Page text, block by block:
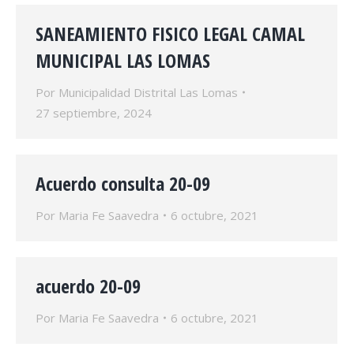
SANEAMIENTO FISICO LEGAL CAMAL
MUNICIPAL LAS LOMAS
Por Municipalidad Distrital Las Lomas
27 septiembre, 2024
Acuerdo consulta 20-09
Por Maria Fe Saavedra 6 octubre, 2021
acuerdo 20-09
Por Maria Fe Saavedra 6 octubre, 2021